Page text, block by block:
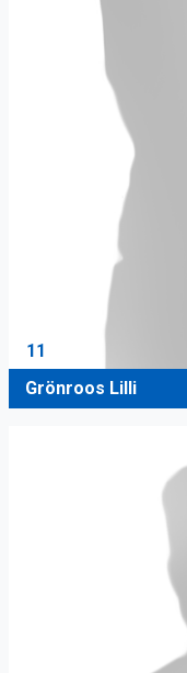
11
Grönroos Lilli